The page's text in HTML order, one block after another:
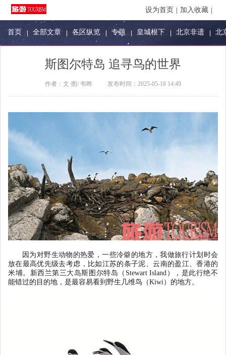
设为首页 加入收藏
首页 全部文章 各区纵览 专题 皇城根下 北京非遗 北
斯图尔特岛 追寻鸟的世界
作者： 文·图/ 韦晔 发布时间： 2025-05-16 14:49
因为对野生动物的热爱，一些冷僻的地方，我做旅行计划时会
放在最高优先级去考虑，比如江苏的条子泥、云南的盈江、香港的
米埔。新西兰第三大岛斯图尔特岛（ Stewart Island ），是此行绝不
能错过的目的地，是最容易看到野生几维鸟（Kiwi ）的地方。